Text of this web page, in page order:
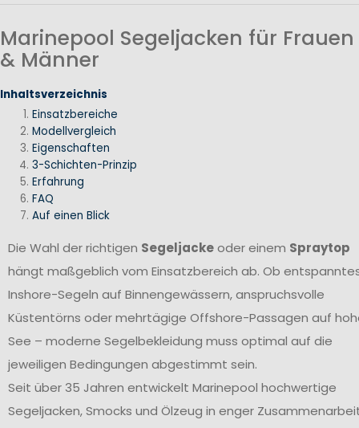
Marinepool Segeljacken für Frauen
& Männer
Inhaltsverzeichnis
Einsatzbereiche
Modellvergleich
Eigenschaften
3-Schichten-Prinzip
Erfahrung
FAQ
Auf einen Blick
Die Wahl der richtigen Segeljackeoder einem Spraytop
hängt maßgeblich vom Einsatzbereich ab. Ob
Inshore-Segeln auf Binnengewässern, anspruchsvolle
Küstentörns oder mehrtägige Offshore-Passagen auf
See – moderne Segelbekleidung muss optimal auf die
jeweiligen Bedingungen abgestimmt sein.
Seit über 35 Jahren entwickelt Marinepool hochwertige
Segeljacken, Smocks und Ölzeug in enger